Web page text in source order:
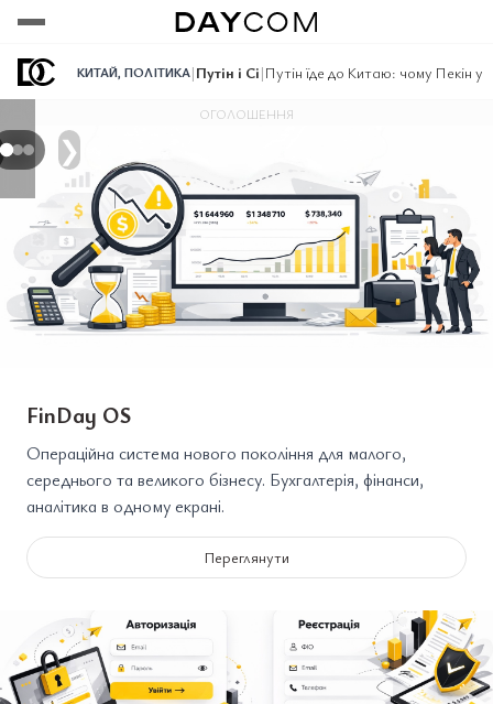
КИТАЙ, ПОЛІТИКА|Путін і Сі|Путін їде до Китаю: чому Пекін
Переглянути
Переглянути
Переглянути
❯
ОГОЛОШЕННЯ
FinDay OS
Операційна система нового покоління для малого,
середнього та великого бізнесу. Бухгалтерія, фінанси,
аналітика в одному екрані.
Переглянути